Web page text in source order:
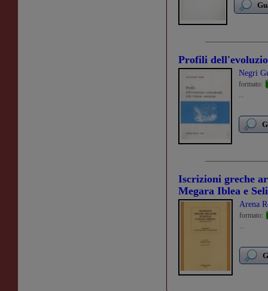
Profili
Negri
formato:
...
Iscrizioni greche
Megara Iblea e
Arena
formato:
...